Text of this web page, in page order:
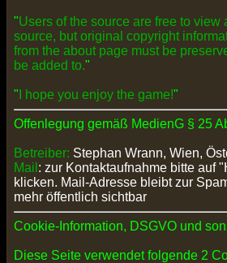
"Users of the source are free to view
source, but original copyright
from the about page must be
be added to."
" I hope you enjoy the game!"
Offenlegung gemäß MedienG § 25
Betreiber: Stephan Wrann, Wien,
Mail : zur Kontaktaufnahme bitte auf
klicken. Mail-Adresse bleibt zur
mehr öffentlich sichtbar
Cookie-Information, DSGVO und
Diese Seite verwendet folgende 2